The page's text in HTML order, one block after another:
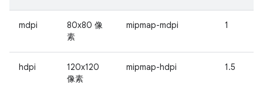
mdpi
80x80 像
素
mipmap-mdpi 1
hdpi
120x120
像素
mipmap-hdpi 1.5